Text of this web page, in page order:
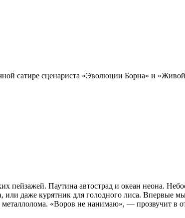
сатире сценариста «Эволюции Борна» и «Живой
пейзажей. Паутина автострад и океан неона.
или даже курятник для голодного лиса. Впервые
«Воров не нанимаю», — прозвучит в